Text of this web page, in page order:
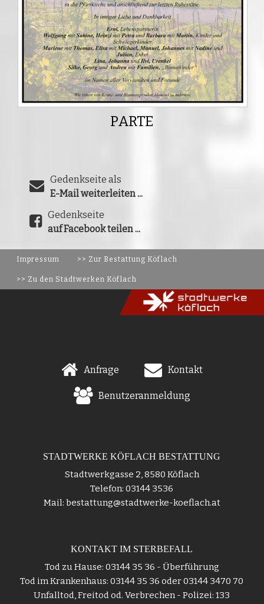
PARTE
Gedenkseite als
E-Mail weiterleiten ...
Gedenkseite
auf Facebook teilen ...
Impressum >> Zur Bestattung Köflach
>> Zu den Stadtwerken Köflach
Anfrage Kontakt
Benutzeranmeldung
STADTWERKE KÖFLACH BESTATTUNG
Stadtwerkgasse 2, 8580 Köflach
Telefon: 03144 3536
Mail: bestattung@stadtwerke-koeflach.at
KONTAKT IM STERBEFALL
Tod zu Hause: 03144 35 36 - Überführung
Tod im Krankenhaus: 03144 35 36 oder 03144 3470 70
Unfalltod, Freitod od. Verbrechen - Polizei: 133